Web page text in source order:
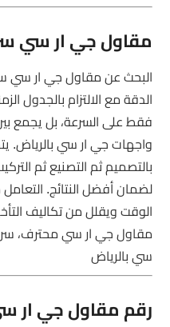
مقاول جي ار سي
البحث عن مقاول جي ار سي
الدقة مع الالتزام بالجدول
فقط على السرعة، بل يجمع
واجهات جي ار سي بالرياض.
بالتصميم ثم التصنيع ثم
لضمان أفضل النتائج.
الوقت ويقلل من تكاليف
مقاول جي ار سي محترف،
سي بالرياض
رقم مقاول جي ار